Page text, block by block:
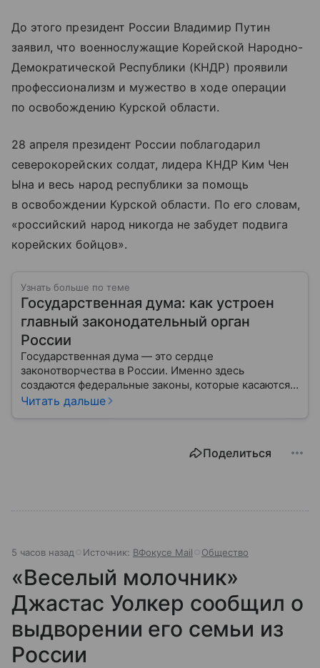
До этого президент России Владимир Путин
заявил, что военнослужащие Корейской Народно-
Демократической Республики (КНДР) проявили
профессионализм и мужество в ходе операции
по освобождению Курской области.
28 апреля президент России поблагодарил
северокорейских солдат, лидера КНДР Ким Чен
Ына и весь народ республики за помощь
в освобождении Курской области. По его словам,
«российский народ никогда не забудет подвига
корейских бойцов».
Узнать больше по теме
Государственная дума: как устроен
главный законодательный орган
России
Государственная дума — это сердце
законотворчества в России. Именно здесь
создаются федеральные законы, которые касаются
жизни каждого гражданина: от образования и
Читать дальше
Поделиться
5 часов назад Источник: ВФокусе Mail Общество
«Веселый молочник»
Джастас Уолкер сообщил о
выдворении его семьи из
России